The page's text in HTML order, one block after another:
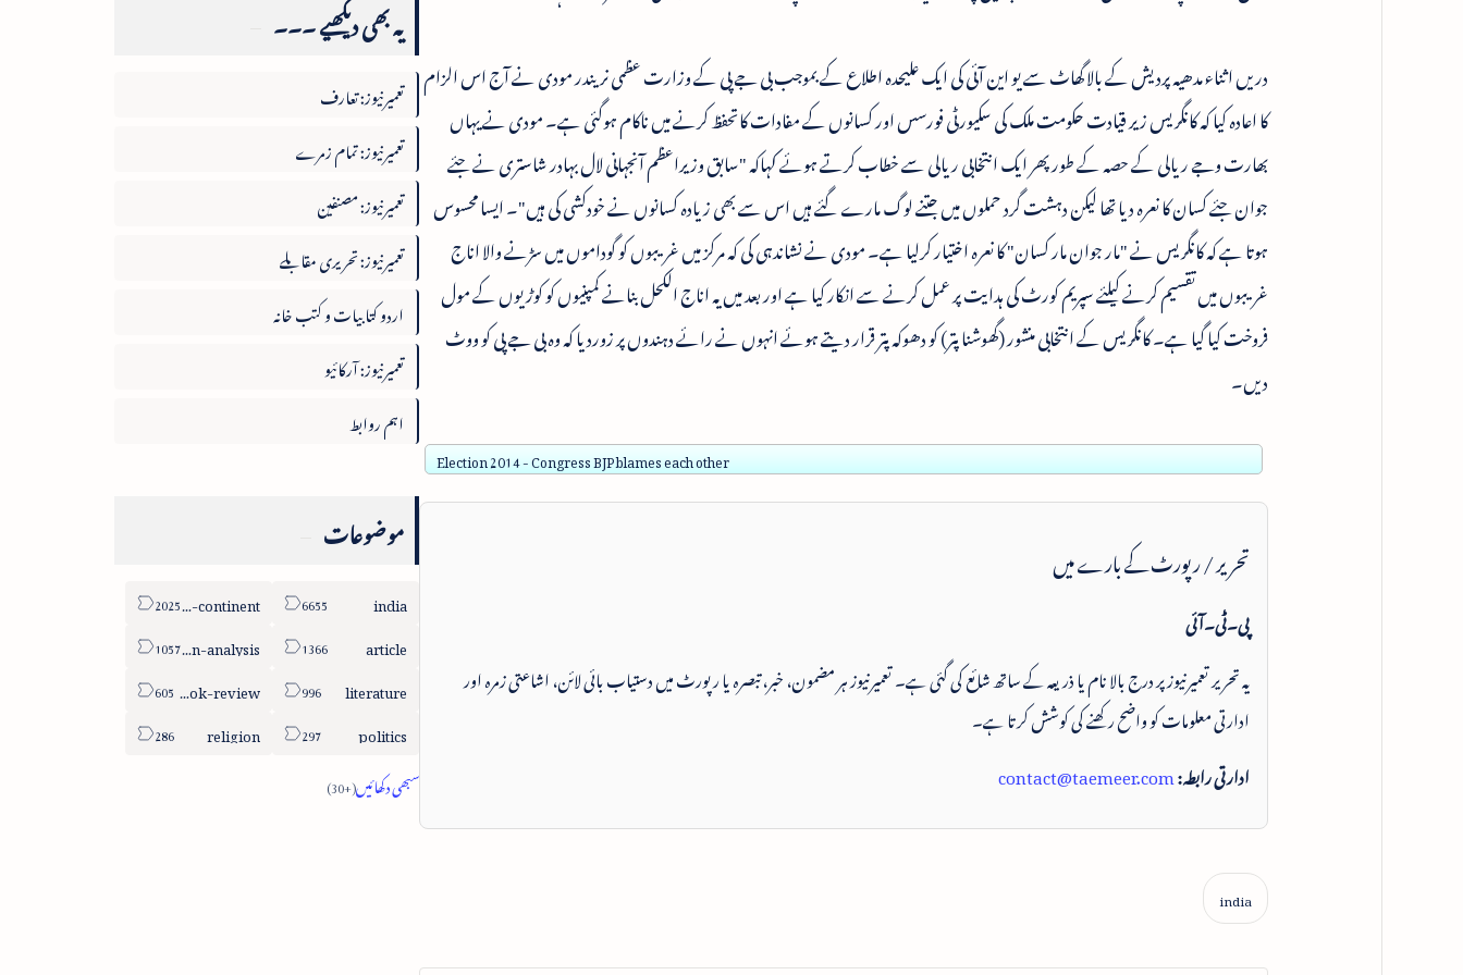
دریں اثناء مدھیہ پردیش کے بالا گھاٹ سے یو این آئی کی ایک علیحدہ اطلاع کے بموجب بی جے پی کے وزارت عظمی نریندر مودی نے آج اس الزام
کا اعادہ کیا کہ کانگریس زیر قیادت حکومت ملک کی سکیورٹی فورسس اور کسانوں کے مفادات کاتحفظ کرنے میں ناکام ہوگئی ہے۔ مودی نے یہاں
بھارت وجے ریالی کے حصہ کے طورپھر ایک انتخابی ریالی سے خطاب کرتے ہوئے کہاکہ "سابق وزیراعظم آنجہانی لال بہادر شاستری نے جئے
جوان جئے کسان کا نعرہ دیا تھا لیکن دہشت گرد حملوں میں جتنے لوگ مارے گئے ہیں اس سے بھی زیادہ کسانوں نے خودکشی کی ہیں"۔ ایسا محسوس
ہوتا ہے کہ کانگریس نے "مار جوان مار کسان" کا نعرہ اختیار کرلیا ہے۔ مودی نے نشاندہی کی کہ مرکز میں غریبوں کو گوداموں میں سڑنے والا اناج
غریبوں میں تقسیم کرنے کیلئے سپریم کورٹ کی ہدایت پر عمل کرنے سے انکار کیا ہے اور بعد میں یہ اناج الکحل بنانے کمپنیوں کو کوڑیوں کے مول
فروخت کیا گیا ہے۔ کانگریس کے انتخابی منشور (گھوشنا پتر) کو دھوکہ پتر قرار دیتے ہوئے انہوں نے رائے دہندوں پر زوردیا کہ وہ بی جے پی کو ووٹ
دیں۔
Election 2014 - Congress BJP blames each other
تحریر / رپورٹ کے بارے میں
پی۔ٹی۔آئی
یہ تحریر تعمیرنیوز پر درج بالا نام یا ذریعہ کے ساتھ شائع کی گئی ہے۔ تعمیرنیوز ہر مضمون، خبر، تبصرہ یا رپورٹ میں دستیاب بائی لائن، اشاعتی زمرہ اور
ادارتی معلومات کو واضح رکھنے کی کوشش کرتا ہے۔
ادارتی رابطہ:contact@taemeer.com
یہ بھی دیکھیے ۔۔۔
تعمیرنیوز: تعارف
تعمیرنیوز: تمام زمرے
تعمیرنیوز: مصنفین
تعمیرنیوز: تحریری مقابلے
اردو کتابیات و کتب خانہ
تعمیرنیوز: آرکائیو
اہم روابط
موضوعات
india
sub-continent
article
column-analysis
literature
book-review
politics
religion